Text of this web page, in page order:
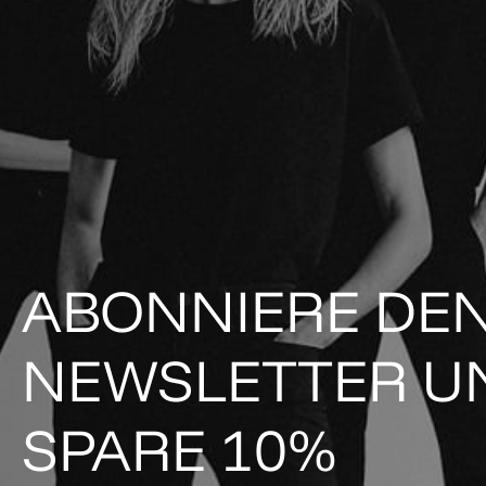
ABONNIERE
NEWSLETTER
SPARE 10%